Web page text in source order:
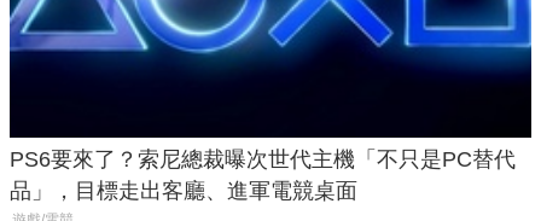
PS6要來了？索尼總裁曝次世代主機「不只是PC替代
品」，目標走出客廳、進軍電競桌面